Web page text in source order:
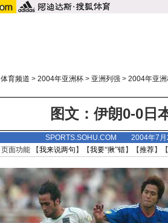
体育频道 > 2004年亚洲杯 > 亚洲列强 > 2004年亚
图文：伊朗0-0日
SPORTS.SOHU.COM 2004年7
页面功能 【我来说两句 】【我要“揪”错】【推荐】